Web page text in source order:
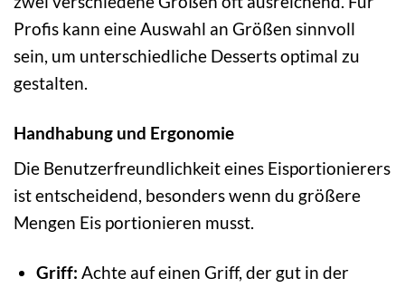
Profis kann eine Auswahl an Größen sinnvoll
sein, um unterschiedliche Desserts optimal zu
gestalten.
Handhabung und Ergonomie
Die Benutzerfreundlichkeit eines Eisportionierers
ist entscheidend, besonders wenn du größere
Mengen Eis portionieren musst.
Griff: Achte auf einen Griff, der gut in der